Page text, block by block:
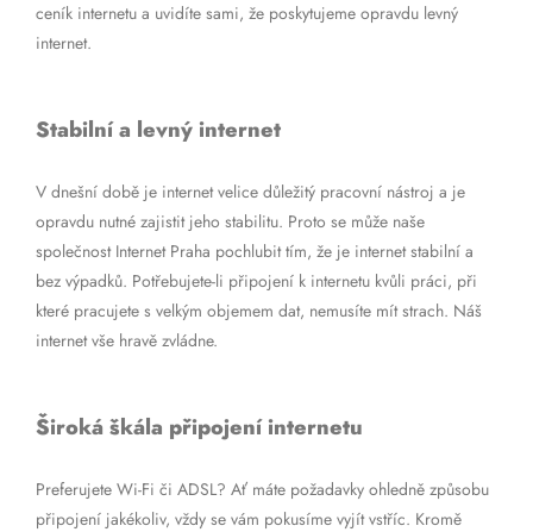
ceník internetu a uvidíte sami, že poskytujeme opravdu levný
internet.
Stabilní a levný internet
V dnešní době je internet velice důležitý pracovní nástroj a je
opravdu nutné zajistit jeho stabilitu. Proto se může naše
společnost Internet Praha pochlubit tím, že je internet stabilní a
bez výpadků. Potřebujete-li připojení k internetu kvůli práci, při
které pracujete s velkým objemem dat, nemusíte mít strach. Náš
internet vše hravě zvládne.
Široká škála připojení internetu
Preferujete Wi-Fi či ADSL? Ať máte požadavky ohledně způsobu
připojení jakékoliv, vždy se vám pokusíme vyjít vstříc. Kromě